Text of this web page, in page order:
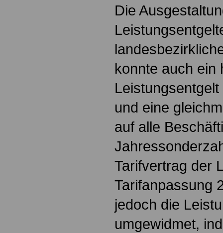
Die
konnte auch ein
und eine
auf alle
Tarifvertrag der
Tarifanpassung
jedoch die
umgewidmet,